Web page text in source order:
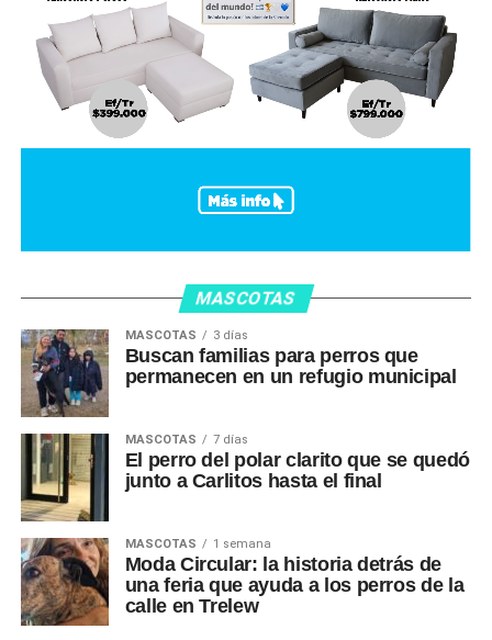
MASCOTAS
MASCOTAS 3 días
Buscan familias para perros que
permanecen en un refugio municipal
MASCOTAS 7 días
El perro del polar clarito que se quedó
junto a Carlitos hasta el final
MASCOTAS 1 semana
Moda Circular: la historia detrás de
una feria que ayuda a los perros de la
calle en Trelew